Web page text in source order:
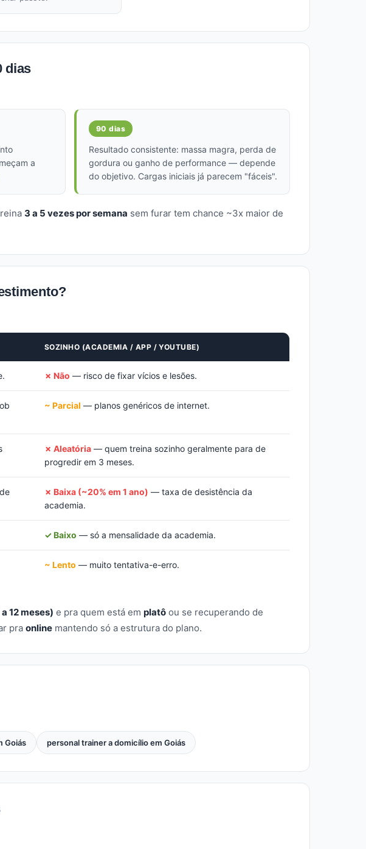
dias
a
90 dias
Resultado consistente: massa magra, perda de
gordura ou ganho de performance — depende
do objetivo. Cargas iniciais já parecem "fáceis".
3 a 5 vezes por semana sem furar tem chance ~3x maior de
SOZINHO (ACADEMIA / APP / YOUTUBE)
✗ Não — risco de fixar vícios e lesões.
~ Parcial — planos genéricos de internet.
✗ Aleatória — quem treina sozinho geralmente para de
progredir em 3 meses.
✗ Baixa (~20% em 1 ano) — taxa de desistência da
academia.
✓ Baixo — só a mensalidade da academia.
~ Lento — muito tentativa-e-erro.
12 meses) e pra quem está em platô ou se recuperando de
pra online mantendo só a estrutura do plano.
Goiás personal trainer a domicílio em Goiás